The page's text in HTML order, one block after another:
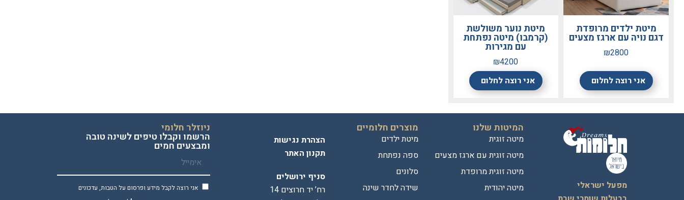
מיטת ילדים מרופדת
דגם נויה עם ארגז מצעים
₪2800
אני רוצה לחלום
מיטת נוער משולשת
(קרמבו) מיטה נפתחת
עם מגירות
₪4200
אני רוצה לחלום
מפעל ישראלי
המיטות שלנו
מיטה זוגית
מיטה זוגית עם ארגז מצעים
מיטה זוגית מרופדת
מיטה יהודית
מוצרים חלומיים
מיטת ילדים
ספה נפתחת
סלונים
שידה לחדר שינה
הצהרת נגישות
תקנון האתר
סניף ירושלים
רח’ יד חרוצים 14
ניוזלר חלומי
הרשמו וקבלו טיפים לשינה טובה
ומבצעים חמים
אני רוצה לקבל מידע ופרסום על הטבות, עדכונים